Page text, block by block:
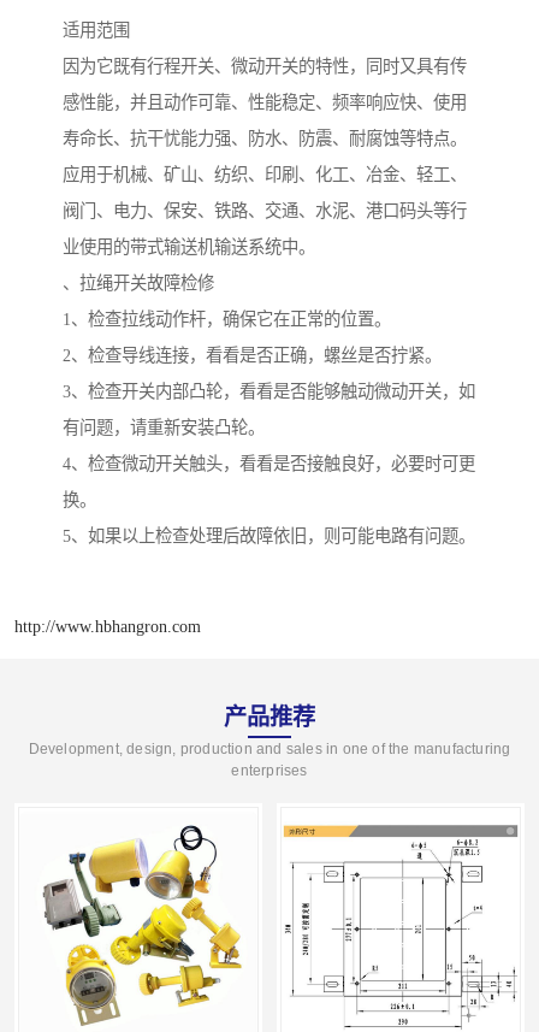
适用范围
因为它既有行程开关、微动开关的特性，同时又具有传
感性能，并且动作可靠、性能稳定、频率响应快、使用
寿命长、抗干忧能力强、防水、防震、耐腐蚀等特点。
应用于机械、矿山、纺织、印刷、化工、冶金、轻工、
阀门、电力、保安、铁路、交通、水泥、港口码头等行
业使用的带式输送机输送系统中。
、拉绳开关故障检修
1、检查拉线动作杆，确保它在正常的位置。
2、检查导线连接，看看是否正确，螺丝是否拧紧。
3、检查开关内部凸轮，看看是否能够触动微动开关，如
有问题，请重新安装凸轮。
4、检查微动开关触头，看看是否接触良好，必要时可更
换。
5、如果以上检查处理后故障依旧，则可能电路有问题。
http://www.hbhangron.com
产品推荐
Development, design, production and sales in one of the manufacturing
enterprises